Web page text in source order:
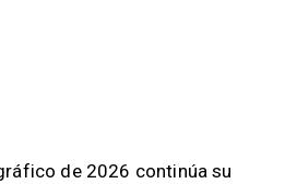
de 2026 continúa su